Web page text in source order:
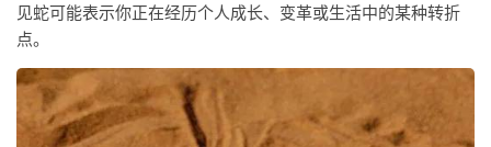
见蛇可能表示你正在经历个人成长、变革或生活中的某种转折
点。